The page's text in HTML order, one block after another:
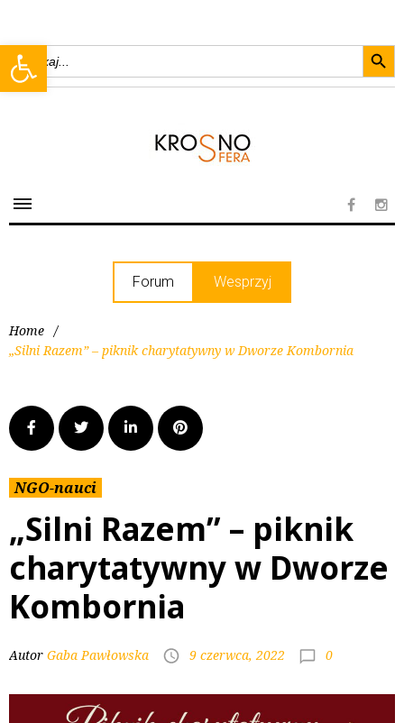
Open toolbar
Search
for:
Forum Wesprzyj
Home /
„Silni Razem” – piknik charytatywny w Dworze Kombornia
NGO-nauci
„Silni Razem” – piknik
charytatywny w Dworze
Kombornia
Autor Gaba Pawłowska 9 czerwca, 2022 0